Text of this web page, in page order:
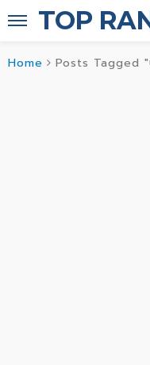
TOP
Home Posts Tagged "